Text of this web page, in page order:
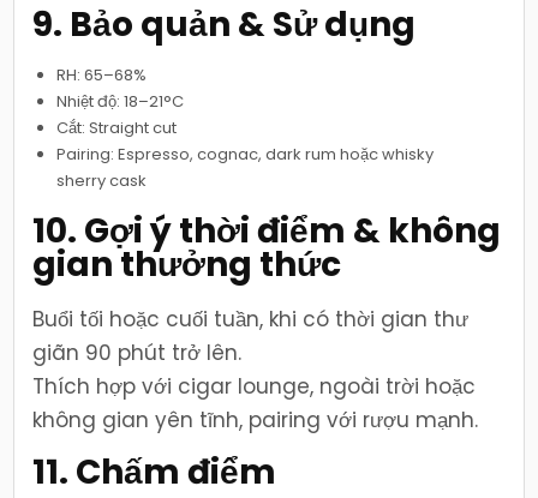
9. Bảo quản & Sử dụng
RH: 65–68%
Nhiệt độ: 18–21°C
Cắt: Straight cut
Pairing: Espresso, cognac, dark rum hoặc whisky
sherry cask
10. Gợi ý thời điểm & không
gian thưởng thức
Buổi tối hoặc cuối tuần, khi có thời gian thư
giãn 90 phút trở lên.
Thích hợp với cigar lounge, ngoài trời hoặc
không gian yên tĩnh, pairing với rượu mạnh.
11. Chấm điểm